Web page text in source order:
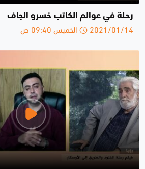
رحلة في عوالم الكاتب خسرو الجاف
2021/01/14 الخميس 09:40 ص